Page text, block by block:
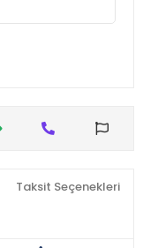
Taksit Seçenekleri